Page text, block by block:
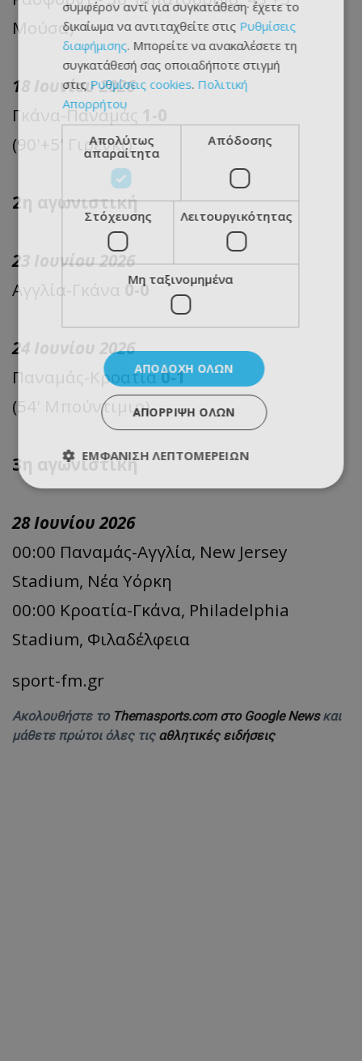
Μούσα)
18 Ιουνίου 2026
Γκάνα-Παναμάς 1-0
(90'+5' Γιρένκι)
2η αγωνιστική
23 Ιουνίου 2026
Αγγλία-Γκάνα 0-0
24 Ιουνίου 2026
Παναμάς-Κροατία0-1
(54' Μπούντιμιρ)
3η αγωνιστική
28 Ιουνίου 2026
00:00 Παναμάς-Αγγλία, New Jersey
Stadium, Νέα Υόρκη
00:00 Κροατία-Γκάνα, Philadelphia
Stadium, Φιλαδέλφεια
sport-fm.gr
Ακολουθήστε το Themasports.com στο Google Newsκαι
μάθετε πρώτοι όλες τις αθλητικές ειδήσεις
συμφέρον αντί για συγκατάθεση· έχετε το
δικαίωμα να αντιταχθείτε στις Ρυθμίσεις
διαφήμισης. Μπορείτε να ανακαλέσετε τη
συγκατάθεσή σας οποιαδήποτε στιγμή
στιςΡυθμίσεις cookies. Πολιτική
Απορρήτου
Απολύτως
απαραίτητα
Απόδοσης
Στόχευσης Λειτουργικότητας
Μη ταξινομημένα
ΑΠΟΔΟΧΉ ΌΛΩΝ
ΑΠΌΡΡΙΨΗ ΌΛΩΝ
ΕΜΦΆΝΙΣΗ ΛΕΠΤΟΜΕΡΕΙΏΝ